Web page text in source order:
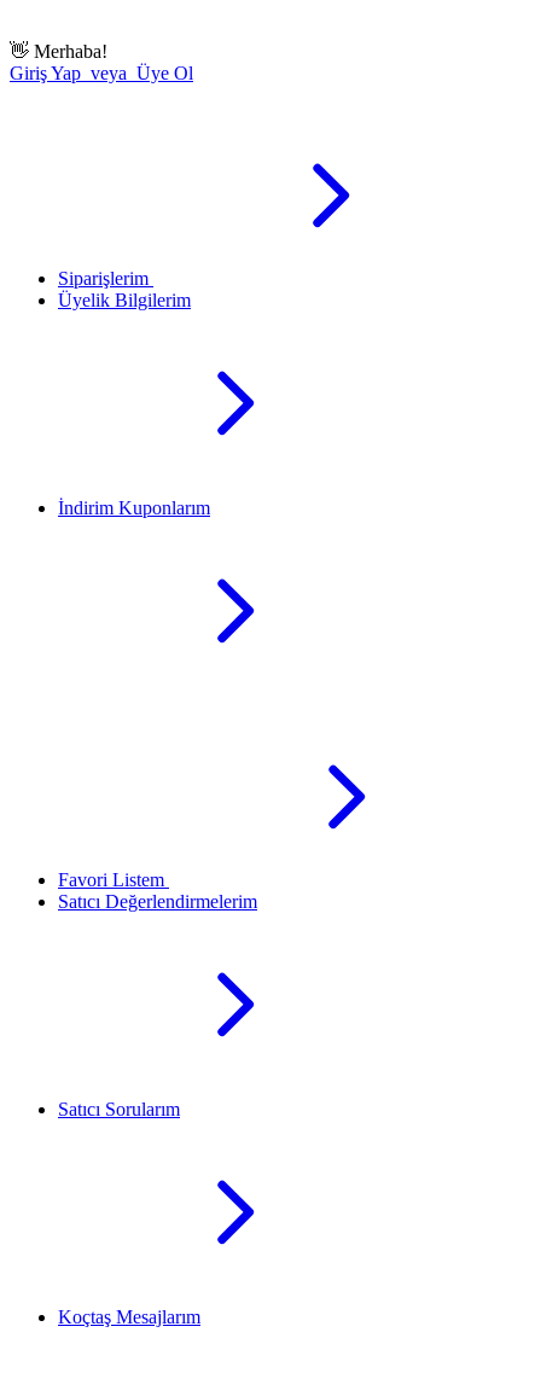
👋 Merhaba!
Giriş Yap veya Üye Ol
Siparişlerim
Üyelik Bilgilerim
İndirim Kuponlarım
Favori Listem
Satıcı Değerlendirmelerim
Satıcı Sorularım
Koçtaş Mesajlarım